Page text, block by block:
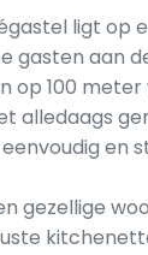
ligt op
gasten aan
100 meter
alledaags
en
gezellige